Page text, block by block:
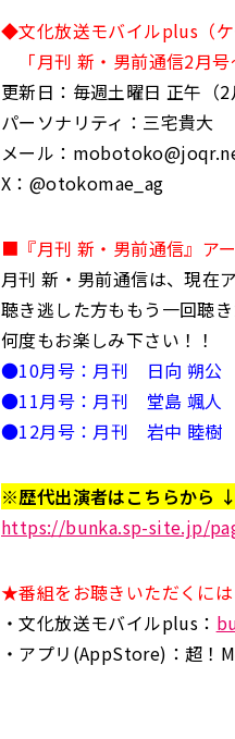
◆文化放送モバイルplus（ケ
「月刊 新・男前通信2月号
更新日：毎週土曜日 正午（2
パーソナリティ：三宅貴大
メール：
X：@otokomae_ag
■『月刊 新・男前通信』ア
月刊 新・男前通信は、現在
聴き逃した方ももう一回聴
何度もお楽しみ下さい！！
●10月号：月刊 日向 朔公
●11月号：月刊 堂島 颯人
●12月号：月刊 岩中 睦樹
※歴代出演者はこちらから
https://bunka.sp-site.jp/
★番組をお聴きいただくには
・文化放送モバイルplus：
・アプリ(AppStore)：超！